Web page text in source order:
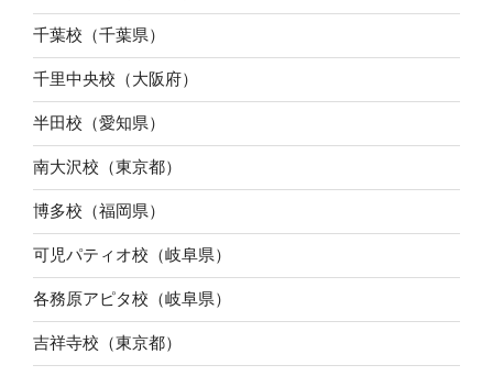
千葉校（千葉県）
千里中央校（大阪府）
半田校（愛知県）
南大沢校（東京都）
博多校（福岡県）
可児パティオ校（岐阜県）
各務原アピタ校（岐阜県）
吉祥寺校（東京都）